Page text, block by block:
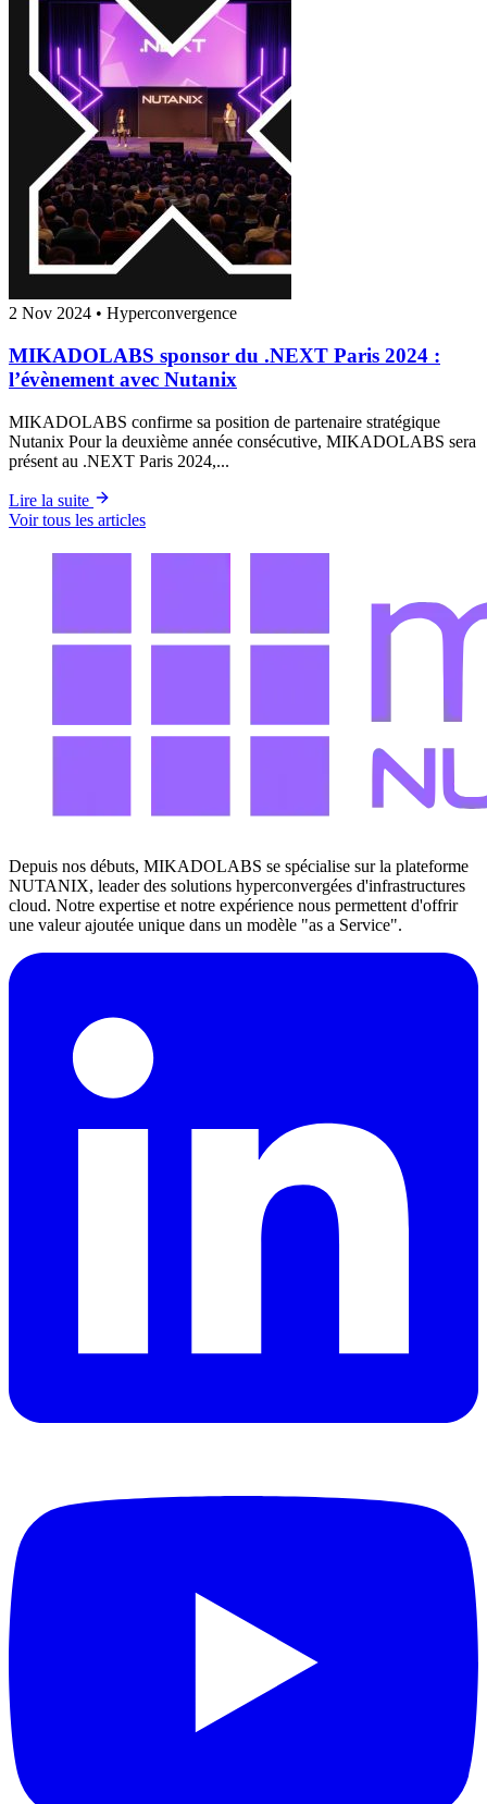
2 Nov 2024 • Hyperconvergence
MIKADOLABS sponsor du .NEXT Paris 2024 :
l’évènement avec Nutanix
MIKADOLABS confirme sa position de partenaire stratégique
Nutanix Pour la deuxième année consécutive, MIKADOLABS sera
présent au .NEXT Paris 2024,...
Lire la suite
Voir tous les articles
Depuis nos débuts, MIKADOLABS se spécialise sur la plateforme
NUTANIX, leader des solutions hyperconvergées d'infrastructures
cloud. Notre expertise et notre expérience nous permettent d'offrir
une valeur ajoutée unique dans un modèle "as a Service".